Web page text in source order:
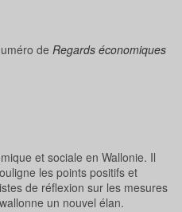
de Regards économiques
et sociale en Wallonie. Il
les points positifs et
de réflexion sur les mesures
un nouvel élan.